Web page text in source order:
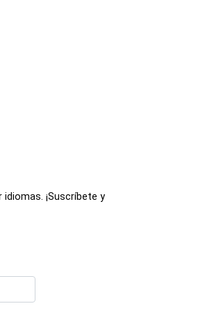
¡Suscríbete y